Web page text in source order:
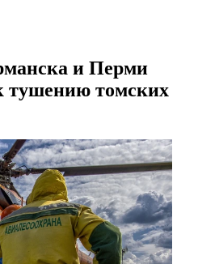
и Перми
тушению томских